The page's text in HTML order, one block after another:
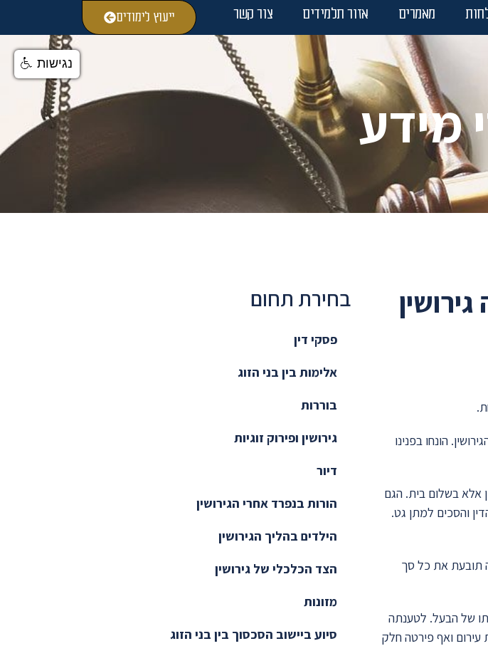
מאמרים אזור תלמידים צור קשר ייעוץ לימודים
מידע
הונחו בפנינו
אלא בשלום בית. הגם
והסכים למתן גט.
ש"ח יש לציין שהגם שהאישה תובעת את כל סך
של הבעל. לטענתה
ואף פירטה חלק
בחירת תחום
פסקי דין
אלימות בין בני הזוג
בוררות
גירושין ופירוק זוגיות
דיור
הורות בנפרד אחרי הגירושין
הילדים בהליך הגירושין
הצד הכלכלי של גירושין
מזונות
סיוע ביישוב הסכסוך בין בני הזוג
נגישות